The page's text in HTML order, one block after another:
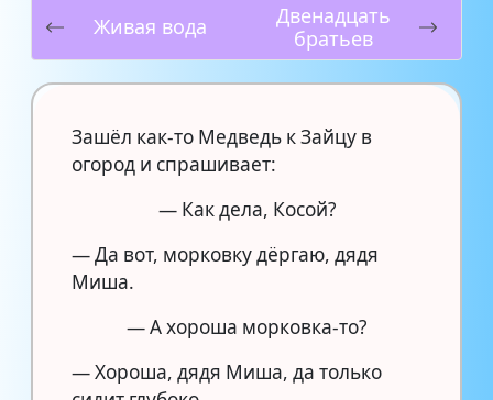
Живая вода
Двенадцать
братьев
Зашёл как-то Медведь к Зайцу в
огород и спрашивает:
— Как дела, Косой?
— Да вот, морковку дёргаю, дядя
Миша.
— А хороша морковка-то?
— Хороша, дядя Миша, да только